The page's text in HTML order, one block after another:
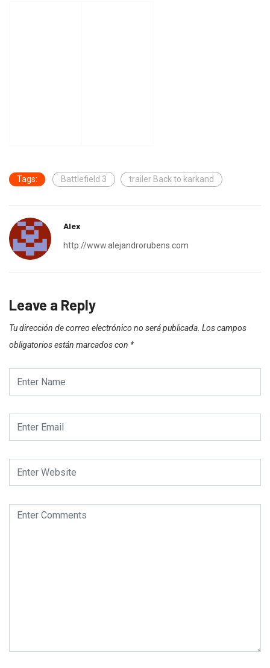
Tags: Battlefield 3 trailer Back to karkand
Alex
http://www.alejandrorubens.com
Leave a Reply
Tu dirección de correo electrónico no será publicada. Los campos
obligatorios están marcados con *